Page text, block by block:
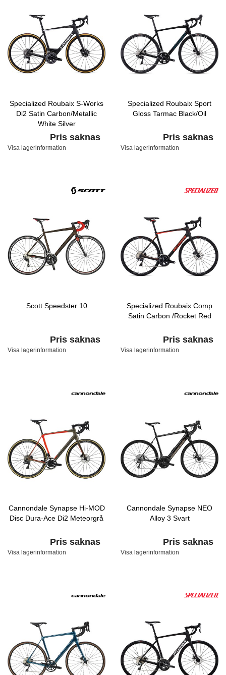
Specialized Roubaix S-Works
Di2 Satin Carbon/Metallic
White Silver
Pris saknas
Visa lagerinformation
Specialized Roubaix Sport
Gloss Tarmac Black/Oil
Pris saknas
Visa lagerinformation
Scott Speedster 10
Pris saknas
Visa lagerinformation
Specialized Roubaix Comp
Satin Carbon /Rocket Red
Pris saknas
Visa lagerinformation
Cannondale Synapse Hi-MOD
Disc Dura-Ace Di2 Meteorgrå
Pris saknas
Visa lagerinformation
Cannondale Synapse NEO
Alloy 3 Svart
Pris saknas
Visa lagerinformation